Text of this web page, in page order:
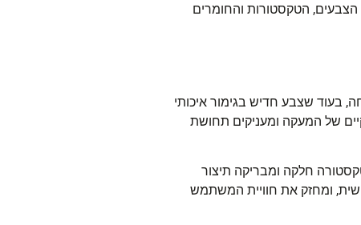
הטקסטורות והחומרים
בעוד שצבע חדיש בגימור איכותי
של המעקה ומעניקים תחושת
חלקה ומבריקה תיצור
ומחזק את חוויית המשתמש